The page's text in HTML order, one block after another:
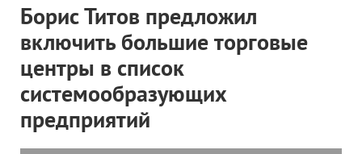
Борис Титов предложил
включить большие торговые
центры в список
системообразующих
предприятий